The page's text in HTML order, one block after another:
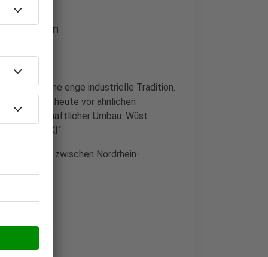
Regionen
eine enge industrielle Tradition.
und stehen heute vor ähnlichen
und wirtschaftlicher Umbau. Wüst
Kohle zur KI“.
zwischen Nordrhein-